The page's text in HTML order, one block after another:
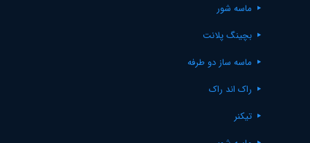
ماسه شور
بچینگ پلانت
ماسه ساز دو طرفه
راک اند راک
تیکنر